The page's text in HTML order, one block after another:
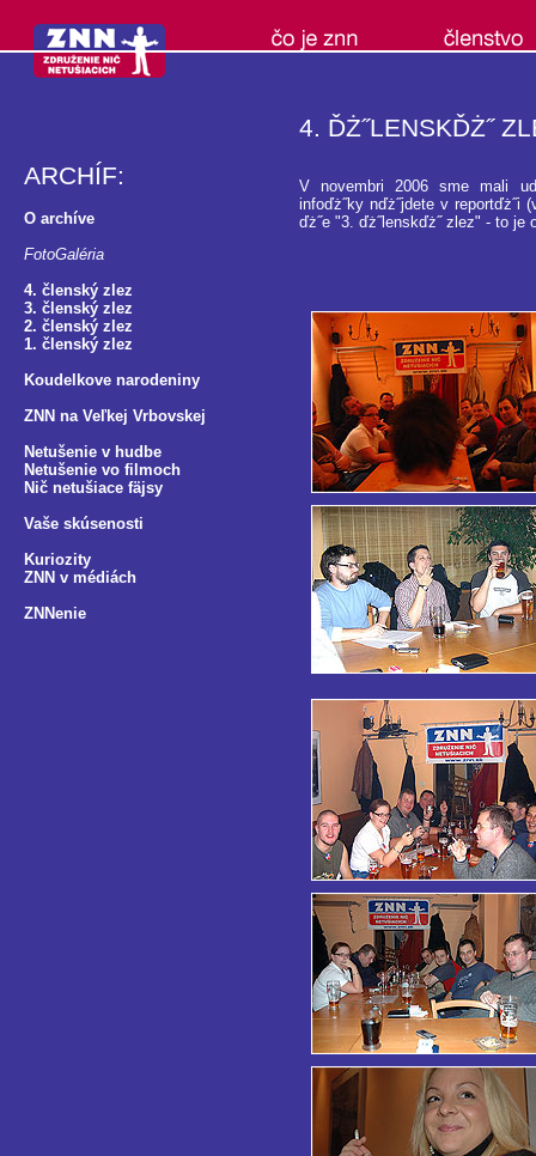
4. ĎŻ˝LENSKĎŻ˝
ARCHÍF:
O archíve
FotoGaléria
4. členský zlez
3. členský zlez
2. členský zlez
1. členský zlez
Koudelkove narodeniny
ZNN na Veľkej Vrbovskej
Netušenie v hudbe
Netušenie vo filmoch
Nič netušiace fäjsy
Vaše skúsenosti
Kuriozity
ZNN v médiách
ZNNenie
V novembri 2006 sme mali
infoďż˝ky nďż˝jdete v reportďż˝i
ďż˝e "3. ďż˝lenskďż˝ zlez" - to je